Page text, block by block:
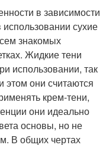
в зависимости
сухие
знакомых
Жидкие тени
использовании, так
этом они считаются
крем-тени,
они идеально
основы, но не
В общих чертах